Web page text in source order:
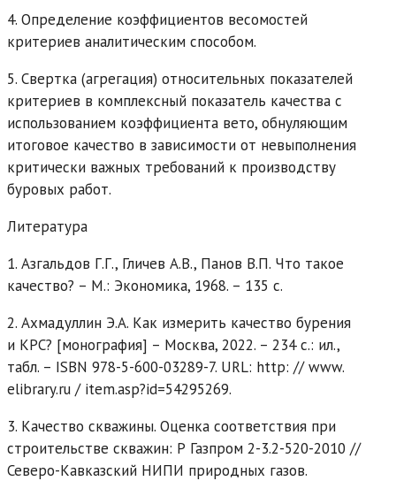
4. Определение коэффициентов весомостей
критериев аналитическим способом.
5. Свертка (агрегация) относительных показателей
критериев в комплексный показатель качества с
использованием коэффициента вето, обнуляющим
итоговое качество в зависимости от невыполнения
критически важных требований к производству
буровых работ.
Литература
1. Азгальдов Г.Г., Гличев А.В., Панов В.П. Что такое
качество? – М.: Экономика, 1968. – 135 с.
2. Ахмадуллин Э.А. Как измерить качество бурения
и КРС? [монография] – Москва, 2022. – 234 с.: ил.,
табл. – ISBN 978-5-600-03289-7. URL: http: // www.
elibrary.ru / item.asp?id=54295269.
3. Качество скважины. Оценка соответствия при
строительстве скважин: Р Газпром 2-3.2-520-2010 //
Северо-Кавказский НИПИ природных газов.